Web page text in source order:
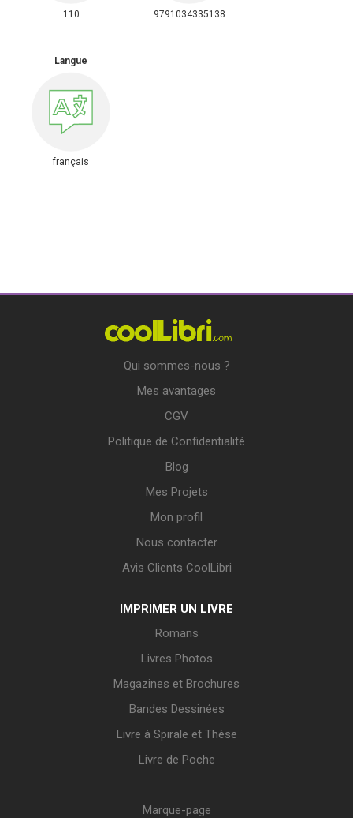
110 9791034335138
Langue
français
Qui sommes-nous ?
Mes avantages
CGV
Politique de Confidentialité
Blog
Mes Projets
Mon profil
Nous contacter
Avis Clients CoolLibri
IMPRIMER UN LIVRE
Romans
Livres Photos
Magazines et Brochures
Bandes Dessinées
Livre à Spirale et Thèse
Livre de Poche
Marque-page